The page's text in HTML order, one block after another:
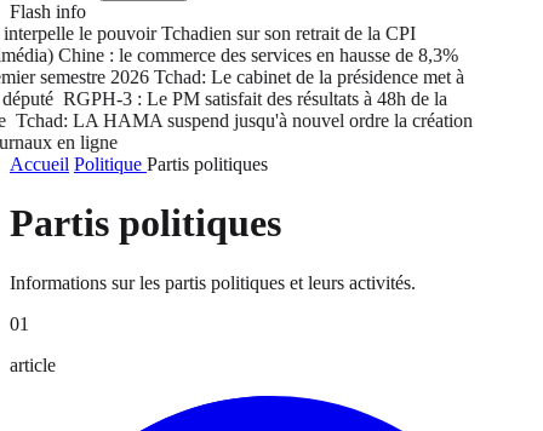
Flash info
le pouvoir Tchadien sur son retrait de la CPI
Chine : le commerce des services en hausse de 8,3%
semestre 2026Tchad: Le cabinet de la présidence met à
RGPH-3 : Le PM satisfait des résultats à 48h de la
Tchad: LA HAMA suspend jusqu'à nouvel ordre la création
en ligne
Accueil Politique Partis politiques
Partis politiques
Informations sur les partis politiques et leurs activités.
01
article